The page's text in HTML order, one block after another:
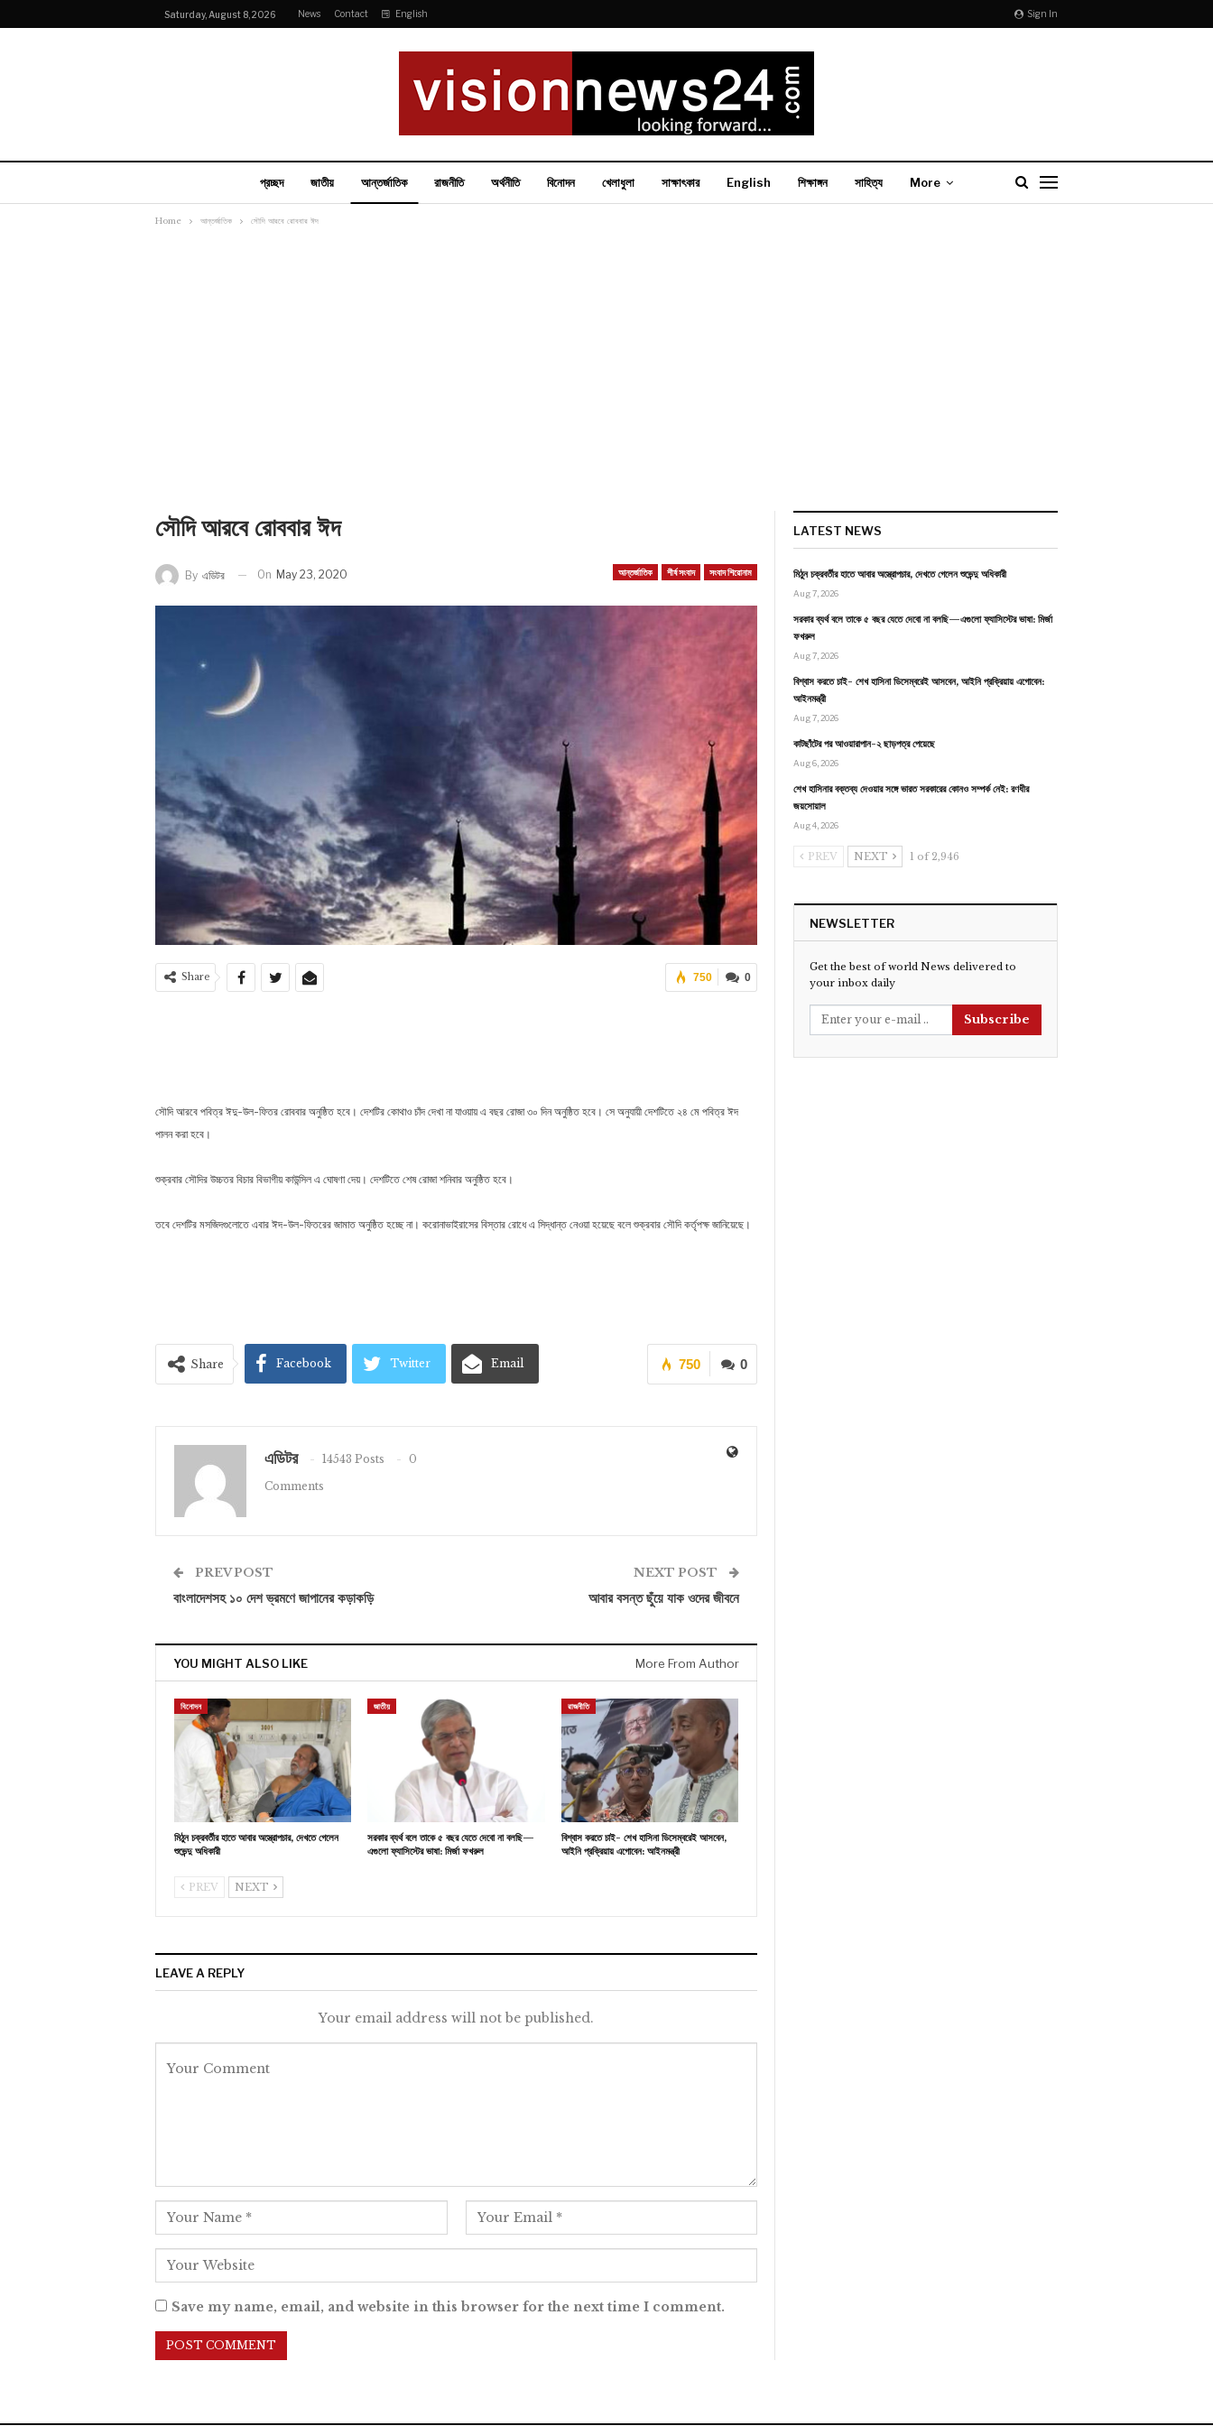
Sign In
Saturday, August 8, 2026 News Contact English
প্রচ্ছদ জাতীয় আন্তর্জাতিক রাজনীতি অর্থনীতি বিনোদন খেলাধুলা সাক্ষাৎকার English শিক্ষাঙ্গন সাহিত্য More
Home আন্তর্জাতিক সৌদি আরবে রোববার ঈদ
সৌদি আরবে রোববার ঈদ
আন্তর্জাতিক শীর্ষ সংবাদ সংবাদ শিরোনাম
By এডিটর On May 23, 2020
0
750
Share
সৌদি আরবে পবিত্র ঈদু-উল-ফিতর রোববার অনুষ্ঠিত হবে। দেশটির কোথাও চাঁদ দেখা না যাওয়ায় এ বছর রোজা ৩০ দিন অনুষ্ঠিত হবে। সে অনুযায়ী দেশটিতে ২৪ মে পবিত্র ঈদ
পালন করা হবে।
শুক্রবার সৌদির উচ্চতর বিচার বিভাগীয় কাউন্সিল এ ঘোষণা দেয়। দেশটিতে শেষ রোজা শনিবার অনুষ্ঠিত হবে।
তবে দেশটির মসজিদগুলোতে এবার ঈদ-উল-ফিতরের জামাত অনুষ্ঠিত হচ্ছে না। করোনাভাইরাসের বিস্তার রোধে এ সিদ্ধান্ত নেওয়া হয়েছে বলে শুক্রবার সৌদি কর্তৃপক্ষ জানিয়েছে।
0
750
Share Facebook Twitter Email
এডিটর 14543 Posts
0
Comments
PREV POST
বাংলাদেশসহ ১০ দেশ ভ্রমণে জাপানের কড়াকড়ি
NEXT POST
আবার বসন্ত ছুঁয়ে যাক ওদের জীবনে
YOU MIGHT ALSO LIKE More From Author
বিনোদন
মিঠুন চক্রবর্তীর হাতে আবার অস্ত্রোপচার, দেখতে গেলেন
শুভেন্দু অধিকারী
জাতীয়
সরকার ব্যর্থ বলে তাকে ৫ বছর যেতে দেবো না বলছি—
এগুলো ফ্যাসিস্টের ভাষা: মির্জা ফখরুল
রাজনীতি
বিশ্বাস করতে চাই- শেখ হাসিনা ডিসেম্বরেই আসবেন,
আইনি প্রক্রিয়ায় এগোবেন: আইনমন্ত্রী
PREV NEXT
LEAVE A REPLY
Your email address will not be published.
Save my name, email, and website in this browser for the next time I comment.
LATEST NEWS
মিঠুন চক্রবর্তীর হাতে আবার অস্ত্রোপচার, দেখতে গেলেন শুভেন্দু অধিকারী
Aug 7, 2026
সরকার ব্যর্থ বলে তাকে ৫ বছর যেতে দেবো না বলছি—এগুলো ফ্যাসিস্টের ভাষা: মির্জা
ফখরুল
Aug 7, 2026
বিশ্বাস করতে চাই- শেখ হাসিনা ডিসেম্বরেই আসবেন, আইনি প্রক্রিয়ায় এগোবেন:
আইনমন্ত্রী
Aug 7, 2026
কাটছাঁটের পর আওয়ারাপান-২ ছাড়পত্র পেয়েছে
Aug 6, 2026
শেখ হাসিনার বক্তব্য দেওয়ার সঙ্গে ভারত সরকারের কোনও সম্পর্ক নেই: রণধীর
জয়সোয়াল
Aug 4, 2026
PREV NEXT 1 of 2,946
NEWSLETTER
Get the best of world News delivered to
your inbox daily
Subscribe